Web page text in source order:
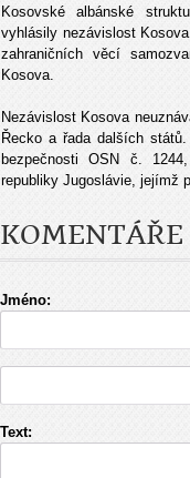
Kosovské albánské
vyhlásily nezávislost
zahraničních věcí
Kosova.
Nezávislost Kosova
Řecko a řada dalších
bezpečnosti OSN č.
republiky Jugoslávie, jejímž
KOMENTÁŘE
Jméno:
Text: